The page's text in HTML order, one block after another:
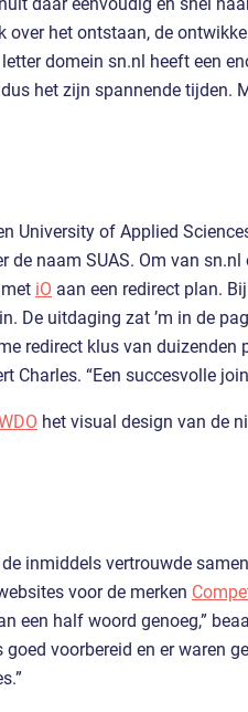
het ontstaan, de
domein sn.nl heeft een
het zijn spannende tijden.
University of Applied
de naam SUAS. Om van sn.nl
iO aan een redirect plan.
De uitdaging zat ’m in de
redirect klus van duizenden
Charles. “Een succesvolle
het visual design van de
inmiddels vertrouwde
voor de merken
een half woord genoeg,”
voorbereid en er waren